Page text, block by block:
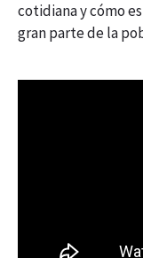
cotidiana y cómo
gran parte de la